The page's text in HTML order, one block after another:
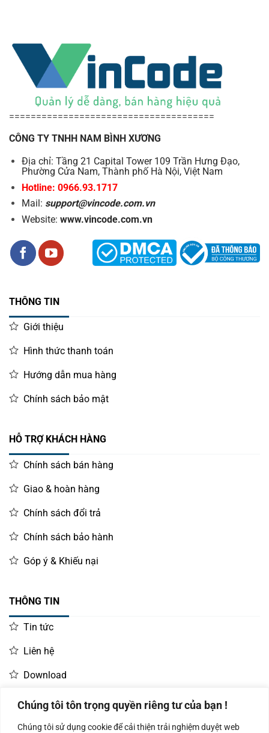
Chúng tôi tôn trọng quyền riêng tư của bạn !
Chúng tôi sử dụng cookie để cải thiện trải nghiệm duyệt web
======================================
CÔNG TY TNHH NAM BÌNH XƯƠNG
Địa chỉ: Tầng 21 Capital Tower 109 Trần Hưng Đạo,
Phường Cửa Nam, Thành phố Hà Nội, Việt Nam
Hotline: 0966.93.1717
Mail: support@vincode.com.vn
Website: www.vincode.com.vn
THÔNG TIN
Giới thiệu
Hình thức thanh toán
Hướng dẫn mua hàng
Chính sách bảo mật
HỖ TRỢ KHÁCH HÀNG
Chính sách bán hàng
Giao & hoàn hàng
Chính sách đổi trả
Chính sách bảo hành
Góp ý & Khiếu nại
THÔNG TIN
Tin tức
Liên hệ
Download
LIÊN HỆ MUA HÀNG